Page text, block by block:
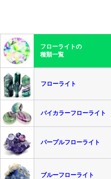
フローライトの
種類一覧
フローライト
バイカラーフローライト
パープルフローライト
ブルーフローライト